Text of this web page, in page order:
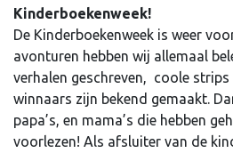
Kinderboekenweek!
De Kinderboekenweek is weer
avonturen hebben wij allemaal
verhalen geschreven, coole strips
winnaars zijn bekend gemaakt.
papa’s, en mama’s die hebben
voorlezen! Als afsluiter van de